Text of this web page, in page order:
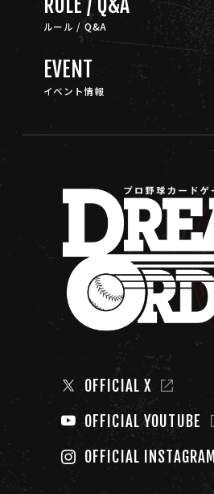
ルール / Q&A
EVENT
イベント情報
OFFICIAL X
OFFICIAL YOUTUBE
OFFICIAL INSTAGRAM